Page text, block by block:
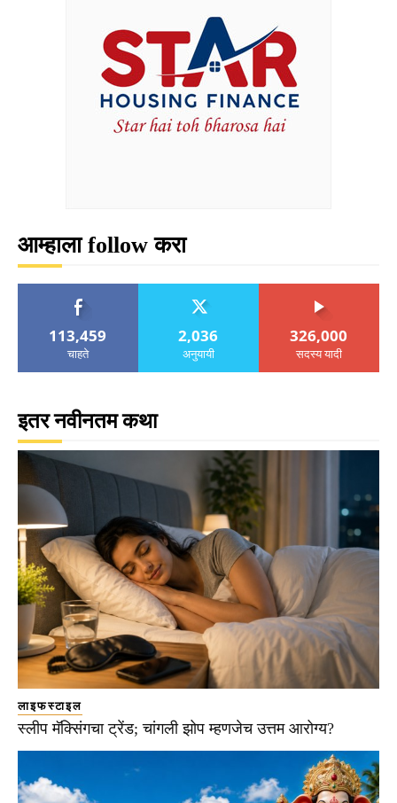
आम्हाला follow करा
113,459
चाहते
2,036
अनुयायी
326,000
सदस्य यादी
इतर नवीनतम कथा
लाइफस्टाइल
स्लीप मॅक्सिंगचा ट्रेंड; चांगली झोप म्हणजेच उत्तम आरोग्य?